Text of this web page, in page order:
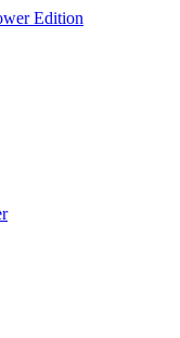
Edition